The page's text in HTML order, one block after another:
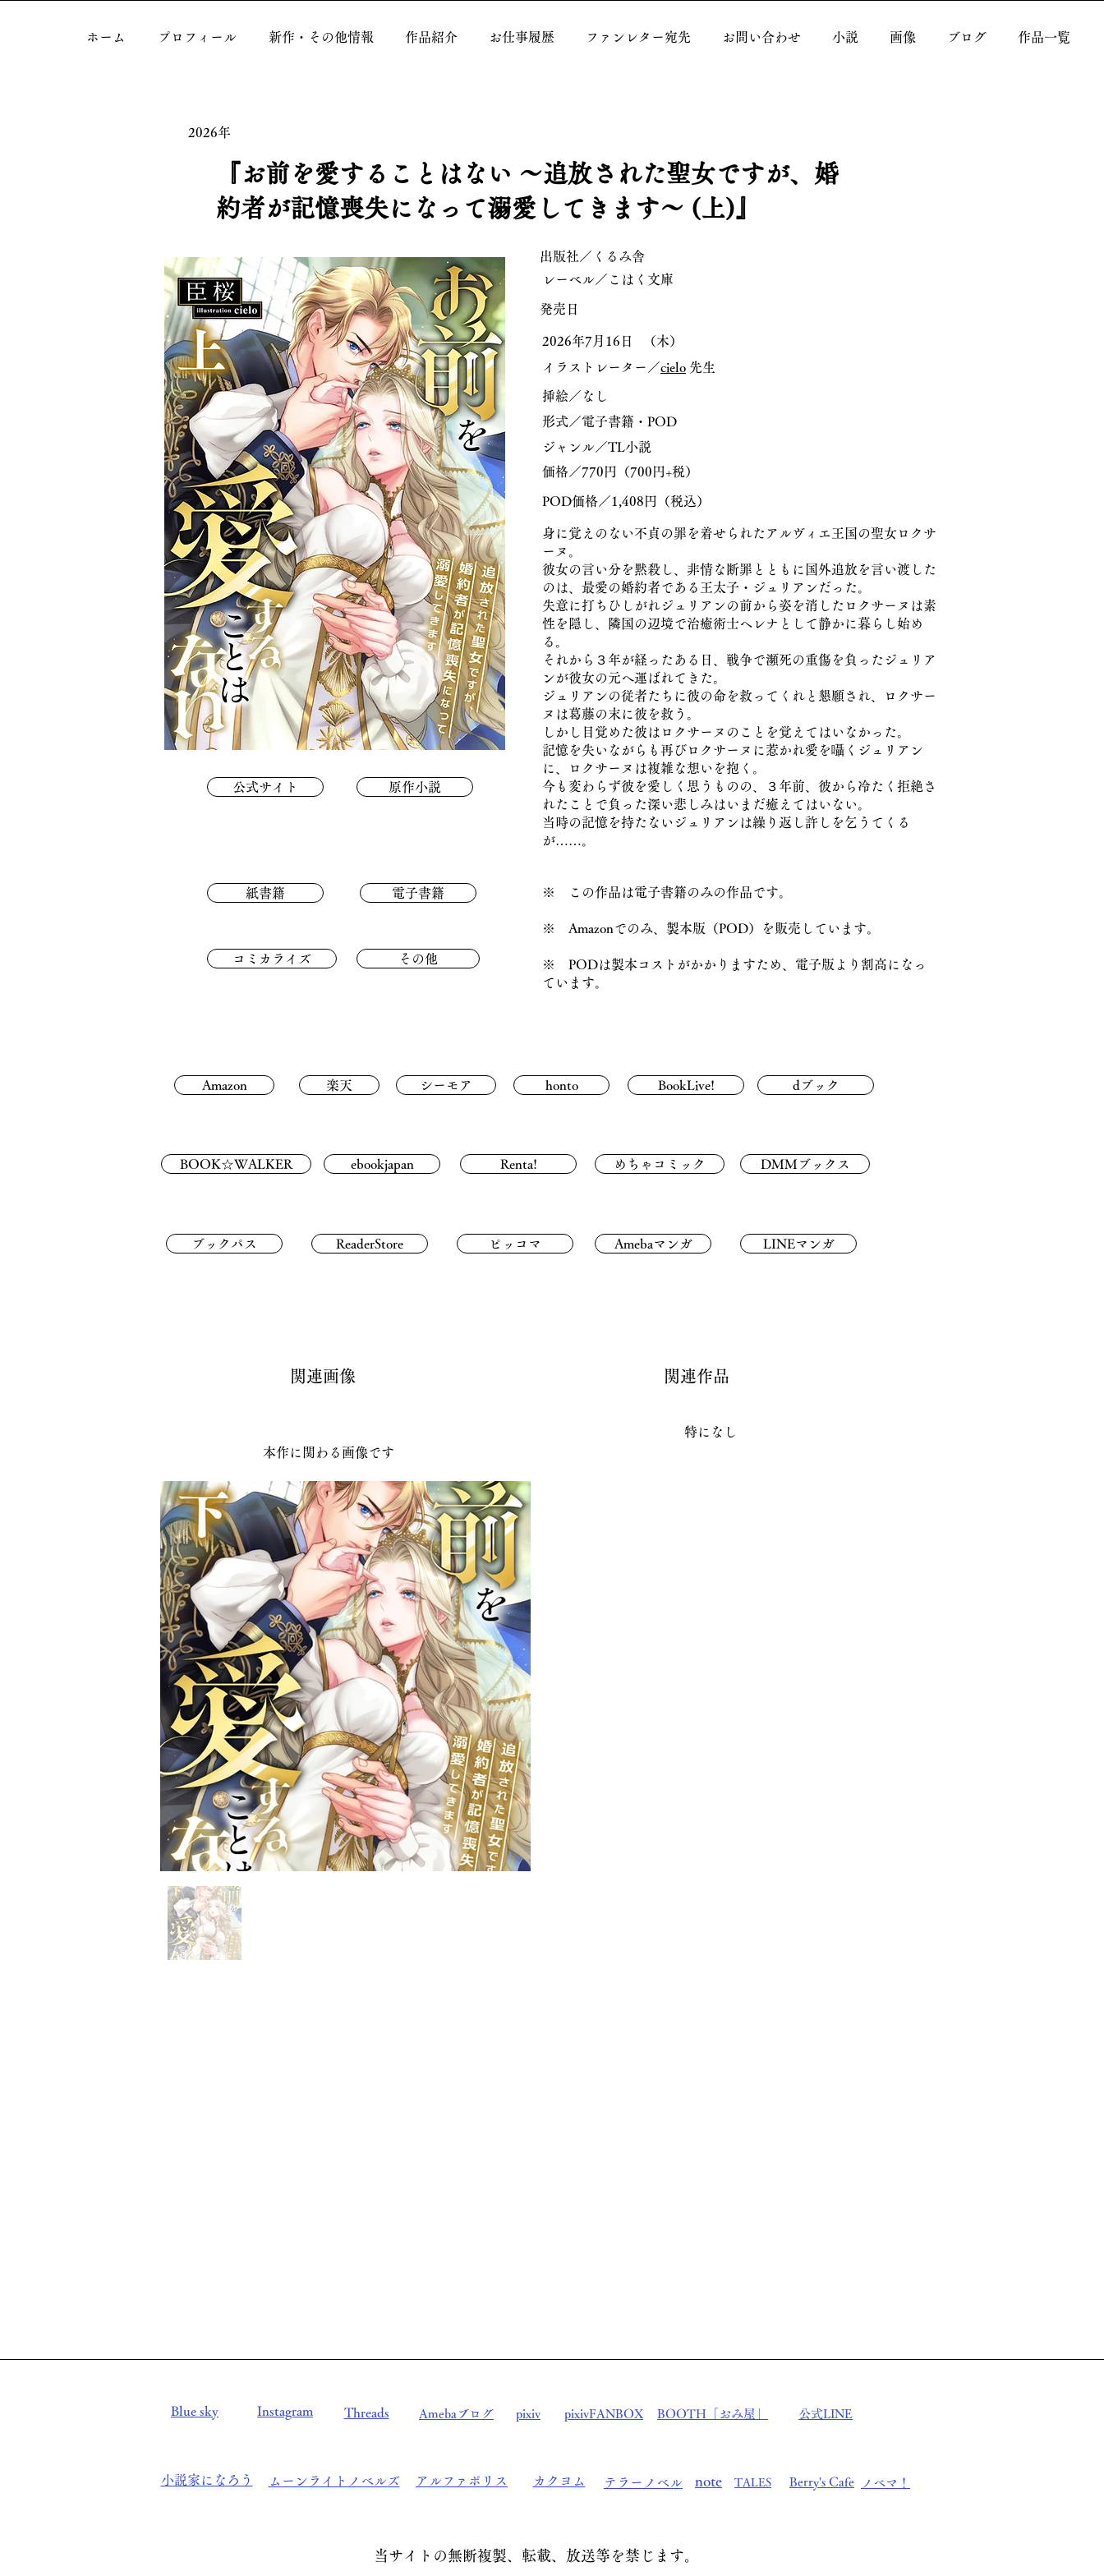
ホーム プロフィール 新作・その他情報 作品紹介 お仕事履歴 ファンレター宛先 お問い合わせ 小説 画像 ブログ 作品一覧
2026年
『お前を愛することはない ～追放された聖女ですが、婚
約者が記憶喪失になって溺愛してきます～ (上)』
公式サイト 原作小説
紙書籍 電子書籍
コミカライズ その他
出版社／くるみ舎
レーベル／こはく文庫
発売日
2026年7月16日
（木）
イラストレーター／cielo 先生
挿絵／なし
形式／電子書籍・POD
ジャンル／TL小説
価格／770円（700円+税）
POD価格／1,408円（税込）
身に覚えのない不貞の罪を着せられたアルヴィエ王国の聖女ロクサ
ーヌ。
彼女の言い分を黙殺し、非情な断罪とともに国外追放を言い渡した
のは、最愛の婚約者である王太子・ジュリアンだった。
失意に打ちひしがれジュリアンの前から姿を消したロクサーヌは素
性を隠し、隣国の辺境で治癒術士ヘレナとして静かに暮らし始め
る。
それから３年が経ったある日、戦争で瀕死の重傷を負ったジュリア
ンが彼女の元へ運ばれてきた。
ジュリアンの従者たちに彼の命を救ってくれと懇願され、ロクサー
ヌは葛藤の末に彼を救う。
しかし目覚めた彼はロクサーヌのことを覚えてはいなかった。
記憶を失いながらも再びロクサーヌに惹かれ愛を囁くジュリアン
に、ロクサーヌは複雑な想いを抱く。
今も変わらず彼を愛しく思うものの、３年前、彼から冷たく拒絶さ
れたことで負った深い悲しみはいまだ癒えてはいない。
当時の記憶を持たないジュリアンは繰り返し許しを乞うてくる
が……。
※ この作品は電子書籍のみの作品です。
※ Amazonでのみ、製本版（POD）を販売しています。
※ PODは製本コストがかかりますため、電子版より割高になっ
ています。
Amazon 楽天 シーモア honto BookLive! dブック
BOOK☆WALKER ebookjapan Renta! めちゃコミック DMMブックス
ブックパス ReaderStore ピッコマ Amebaマンガ LINEマンガ
関連画像
本作に関わる画像です
関連作品
特になし
Blue sky Instagram Threads Amebaブログ pixiv pixivFANBOX BOOTH「おみ屋」 公式LINE
小説家になろう ムーンライトノベルズ アルファポリス カクヨム テラーノベル note ​TALES Berry's Cafe ノベマ！
当サイトの無断複製、転載、放送等を禁じます。